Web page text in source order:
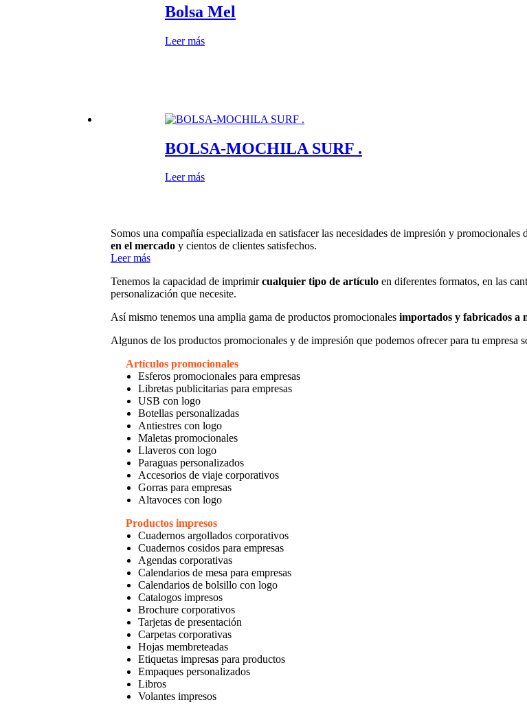
Bolsa Mel
Leer más
BOLSA-MOCHILA SURF .
Leer más
Somos una compañía especializada en satisfacer las necesidades de impresión y promocionales
en el mercadoy cientos de clientes satisfechos.
Leer más
Tenemos la capacidad de imprimircualquier tipo de artículoen diferentes formatos, en las
personalización que necesite.
Así mismo tenemos una amplia gama de productos promocionales importados y fabricados a
Algunos de los productos promocionales y de impresión que podemos ofrecer para tu empresa
Artículos promocionales
Esferos promocionales para empresas
Libretas publicitarias para empresas
USB con logo
Botellas personalizadas
Antiestres con logo
Maletas promocionales
Llaveros con logo
Paraguas personalizados
Accesorios de viaje corporativos
Gorras para empresas
Altavoces con logo
Productos impresos
Cuadernos argollados corporativos
Cuadernos cosidos para empresas
Agendas corporativas
Calendarios de mesa para empresas
Calendarios de bolsillo con logo
Catalogos impresos
Brochure corporativos
Tarjetas de presentación
Carpetas corporativas
Hojas membreteadas
Etiquetas impresas para productos
Empaques personalizados
Libros
Volantes impresos